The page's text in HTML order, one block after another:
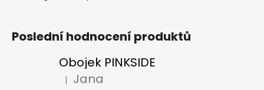
Poslední hodnocení produktů
Obojek PINKSIDE
Hodnocení produktu je 5 z 5 hvězdiček.
| Jana